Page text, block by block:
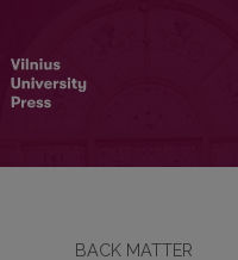
BACK MATTER